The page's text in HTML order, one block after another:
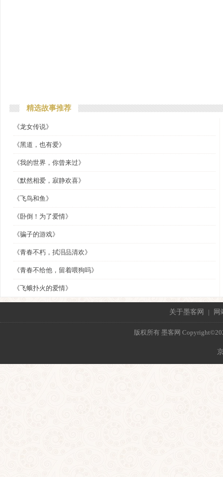
精选故事推荐
《龙女传说》
《黑道，也有爱》
《我的世界，你曾来过》
《默然相爱，寂静欢喜》
《飞鸟和鱼》
《卧倒！为了爱情》
《骗子的游戏》
《青春不朽，拭泪品清欢》
《青春不给他，留着喂狗吗》
《飞蛾扑火的爱情》
关于墨客网 | 网
版权所有 墨客网